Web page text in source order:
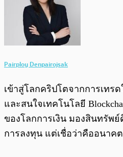
Pairploy Denpairojsak
เข้าสู่โลกคริปโตจากการเทรด
และสนใจเทคโนโลยี
ของโลกการเงิน มองสินทรัพ
การลงทุน แต่เชื่อว่าคืออนาค